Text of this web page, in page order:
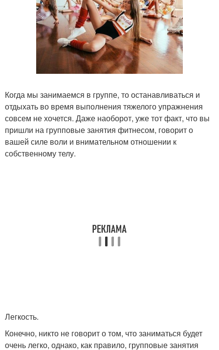
Когда мы занимаемся в группе, то останавливаться и
отдыхать во время выполнения тяжелого упражнения
совсем не хочется. Даже наоборот, уже тот факт, что вы
пришли на групповые занятия фитнесом, говорит о
вашей силе воли и внимательном отношении к
собственному телу.
Легкость.
Конечно, никто не говорит о том, что заниматься будет
очень легко, однако, как правило, групповые занятия